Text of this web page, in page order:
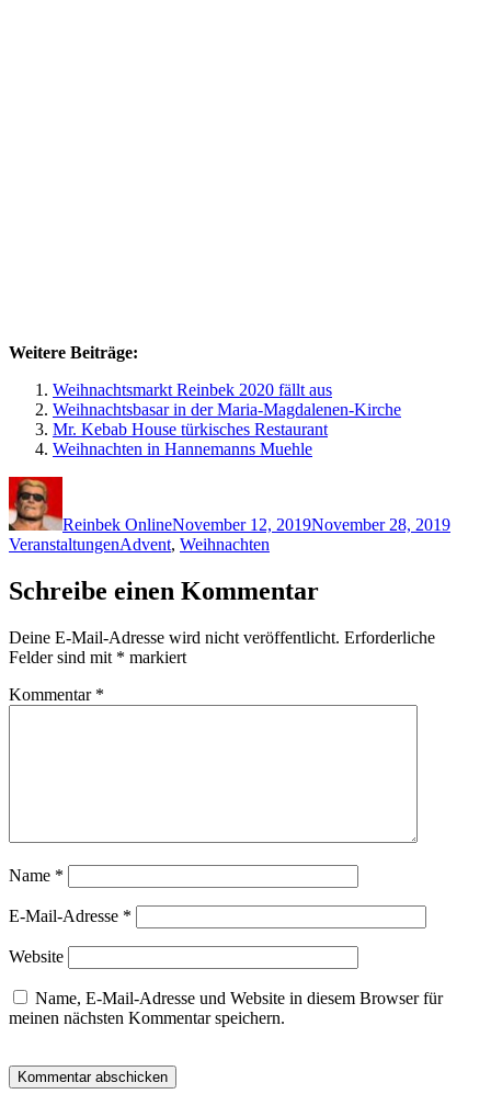
Weitere Beiträge:
Weihnachtsmarkt Reinbek 2020 fällt aus
Weihnachtsbasar in der Maria-Magdalenen-Kirche
Mr. Kebab House türkisches Restaurant
Weihnachten in Hannemanns Muehle
Reinbek OnlineNovember 12, 2019November 28, 2019
VeranstaltungenSchlagwörter
Advent, Weihnachten
Schreibe einen Kommentar
Deine E-Mail-Adresse wird nicht veröffentlicht. Erforderliche
Felder sind mit * markiert
Kommentar *
Name *
E-Mail-Adresse *
Website
Name, E-Mail-Adresse und Website in diesem Browser für
meinen nächsten Kommentar speichern.